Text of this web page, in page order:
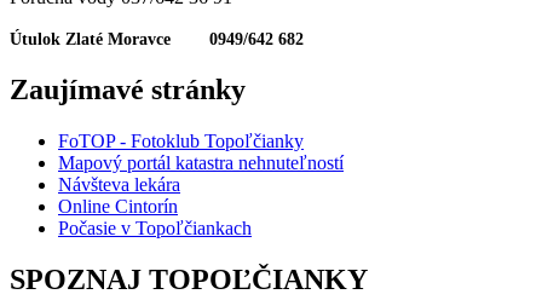
Útulok Zlaté Moravce 0949/642 682
Zaujímavé stránky
FoTOP - Fotoklub Topoľčianky
Mapový portál katastra nehnuteľností
Návšteva lekára
Online Cintorín
Počasie v Topoľčiankach
SPOZNAJ TOPOĽČIANKY